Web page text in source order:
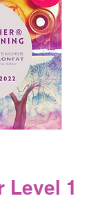
Level 1